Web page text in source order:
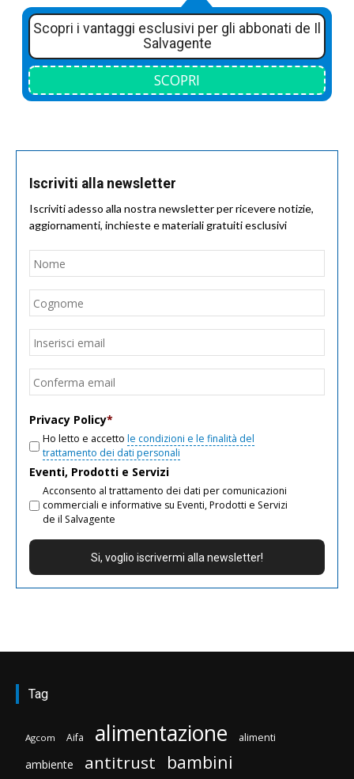
Scopri i vantaggi esclusivi per gli abbonati de Il
Salvagente
SCOPRI
Iscriviti alla newsletter
Iscriviti adesso alla nostra newsletter per ricevere notizie,
aggiornamenti, inchieste e materiali gratuiti esclusivi
Nome
Email
Privacy Policy*
Ho letto e accetto le condizioni e le finalità del
trattamento dei dati personali
Eventi, Prodotti e Servizi
Acconsento al trattamento dei dati per comunicazioni
commerciali e informative su Eventi, Prodotti e Servizi
de il Salvagente
Tag
Agcom Aifa alimentazione alimenti
ambiente antitrust bambini